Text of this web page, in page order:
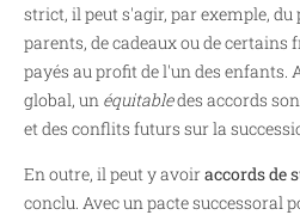
strict, il peut s'agir, par exemple,
parents, de cadeaux ou de certains
payés au profit de l'un des enfants.
global, un équitabledes accords
et des conflits futurs sur la
En outre, il peut y avoiraccords de
conclu. Avec un pacte successoral